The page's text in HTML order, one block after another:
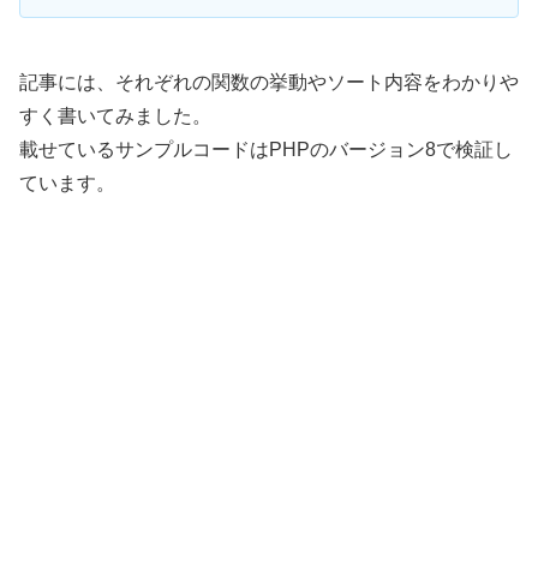
記事には、それぞれの関数の挙動やソート内容をわかりや
すく書いてみました。
載せているサンプルコードはPHPのバージョン8で検証し
ています。